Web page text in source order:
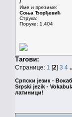
/
Име и презиме:
Соња Ђорђевић
Струка:
Поруке: 1.404
Тагови:
Странице: 1 [2] 3 4
Српски језик -
Srpski jezik -
латиници!